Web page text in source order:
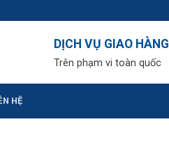
DỊCH VỤ GIAO HÀNG
Trên phạm vi toàn quốc
HỆ